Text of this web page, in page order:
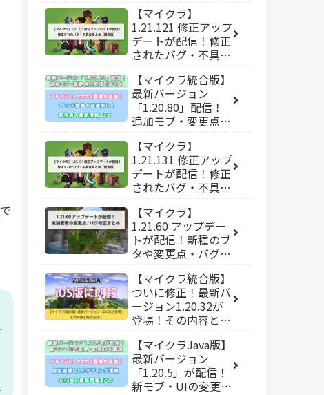
で
【マイクラ】
1.21.121 修正アップ
デートが配信！修正
されたバグ・不具合
【マイクラ統合版】
最新バージョン
「1.20.80」配信！
追加モブ・変更点と
【マイクラ】
1.21.131 修正アップ
デートが配信！修正
されたバグ・不具合
【マイクラ】
1.21.60 アップデー
トが配信！新種のブ
タや変更点・バグ修
【マイクラ統合版】
ついに修正！最新バ
ージョン1.20.32が
登場！その内容と配
【マイクラJava版】
最新バージョン
「1.20.5」が配信！
新モブ・UIの変更・